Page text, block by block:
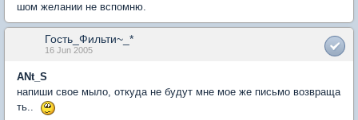
шом желании не вспомню.
Гость_Фильти~_*
16 Jun 2005
ANt_S
напиши свое мыло, откуда не будут мне мое же письмо возвраща
ть..